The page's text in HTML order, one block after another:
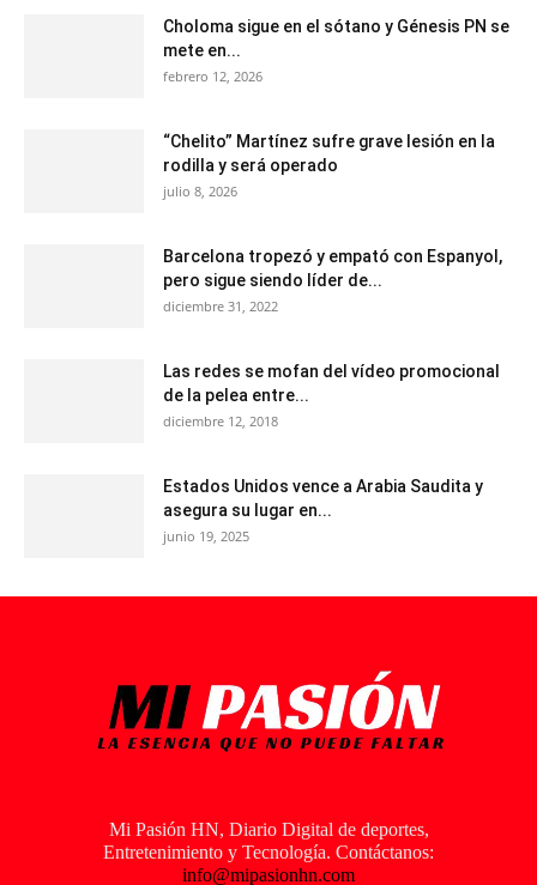
Choloma sigue en el sótano y Génesis PN se
mete en...
febrero 12, 2026
“Chelito” Martínez sufre grave lesión en la
rodilla y será operado
julio 8, 2026
Barcelona tropezó y empató con Espanyol,
pero sigue siendo líder de...
diciembre 31, 2022
Las redes se mofan del vídeo promocional
de la pelea entre...
diciembre 12, 2018
Estados Unidos vence a Arabia Saudita y
asegura su lugar en...
junio 19, 2025
Mi Pasión HN, Diario Digital de deportes,
Entretenimiento y Tecnología. Contáctanos:
info@mipasionhn.com